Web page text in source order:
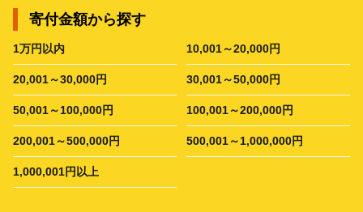
寄付金額から探す
1万円以内 10,001～20,000円
20,001～30,000円 30,001～50,000円
50,001～100,000円 100,001～200,000円
200,001～500,000円 500,001～1,000,000円
1,000,001円以上